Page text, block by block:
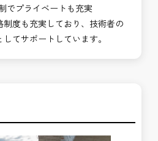
でプライベートも充実
度も充実しており、技術者の
てサポートしています。